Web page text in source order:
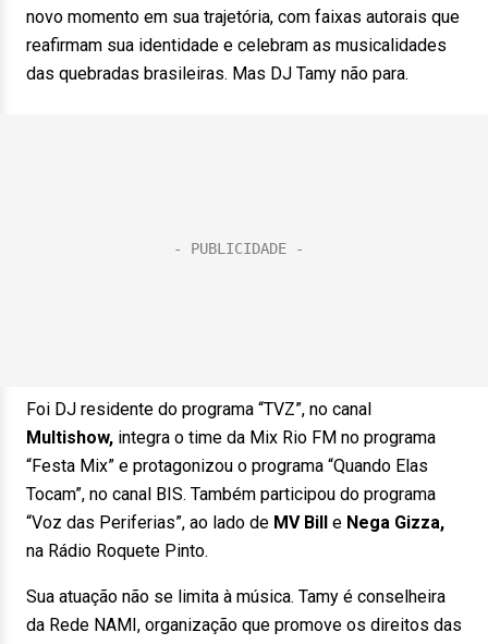
novo momento em sua trajetória, com faixas autorais que
reafirmam sua identidade e celebram as musicalidades
das quebradas brasileiras. Mas DJ Tamy não para.
Foi DJ residente do programa “TVZ”, no canal
Multishow, integra o time da Mix Rio FM no programa
“Festa Mix” e protagonizou o programa “Quando Elas
Tocam”, no canal BIS. Também participou do programa
“Voz das Periferias”, ao lado de MV Bill e Nega Gizza,
na Rádio Roquete Pinto.
Sua atuação não se limita à música. Tamy é conselheira
da Rede NAMI, organização que promove os direitos das